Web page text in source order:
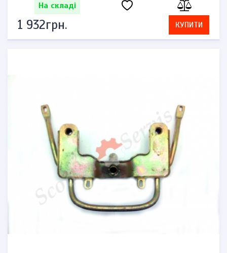
На складі
1 932грн. КУПИТИ